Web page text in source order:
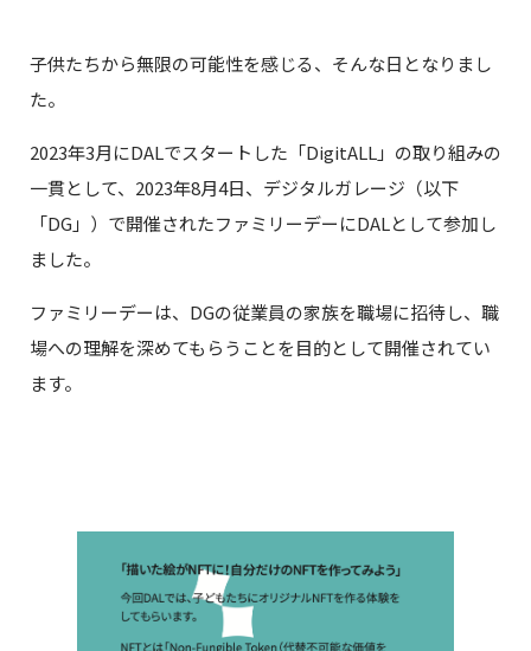
子供たちから無限の可能性を感じる、そんな日となりまし
た。
2023年3月にDALでスタートした「DigitALL」の取り組みの
一貫として、2023年8月4日、デジタルガレージ（以下
「DG」）で開催されたファミリーデーにDALとして参加し
ました。
ファミリーデーは、DGの従業員の家族を職場に招待し、職
場への理解を深めてもらうことを目的として開催されてい
ます。